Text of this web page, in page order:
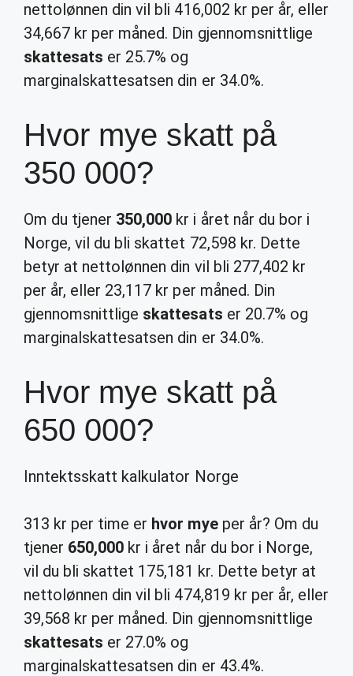
nettolønnen din vil bli 416,002 kr per år, eller
34,667 kr per måned. Din gjennomsnittlige
skattesats er 25.7% og
marginalskattesatsen din er 34.0%.
Hvor mye skatt på
350 000?
Om du tjener 350,000 kr i året når du bor i
Norge, vil du bli skattet 72,598 kr. Dette
betyr at nettolønnen din vil bli 277,402 kr
per år, eller 23,117 kr per måned. Din
gjennomsnittlige skattesats er 20.7% og
marginalskattesatsen din er 34.0%.
Hvor mye skatt på
650 000?
Inntektsskatt kalkulator Norge
313 kr per time er hvor myeper år? Om du
tjener 650,000 kr i året når du bor i Norge,
vil du bli skattet 175,181 kr. Dette betyr at
nettolønnen din vil bli 474,819 kr per år, eller
39,568 kr per måned. Din gjennomsnittlige
skattesats er 27.0% og
marginalskattesatsen din er 43.4%.